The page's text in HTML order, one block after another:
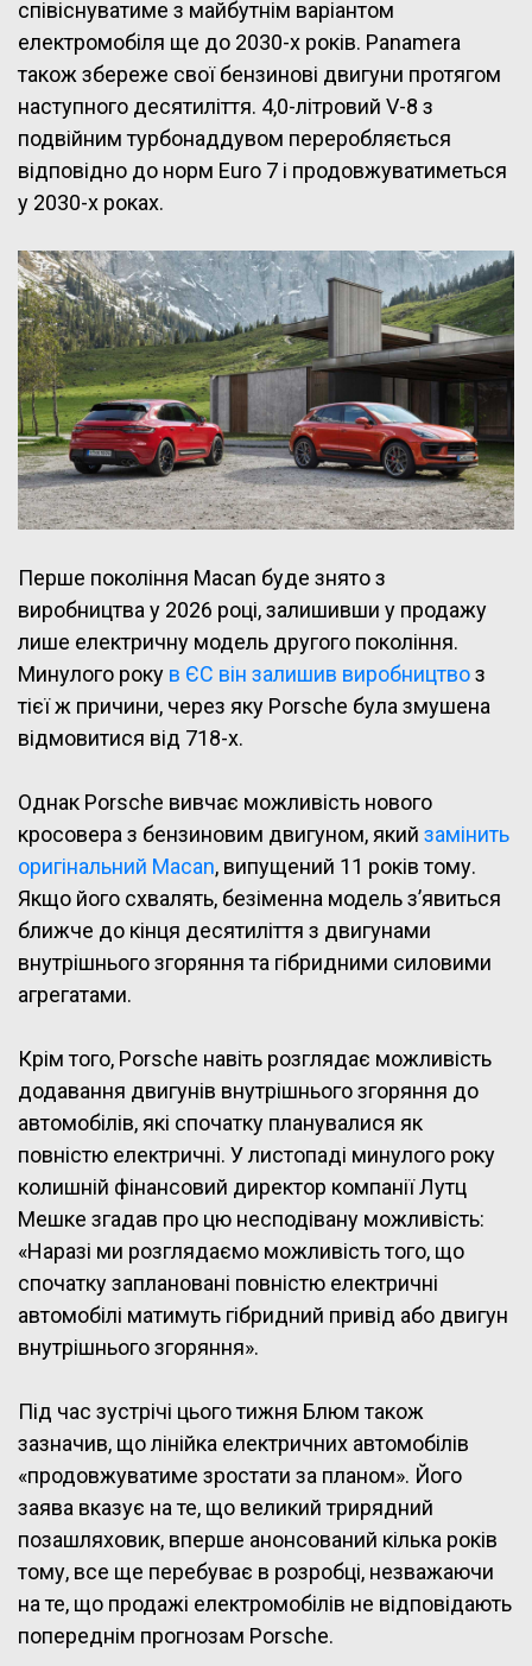
співіснуватиме з майбутнім варіантом
електромобіля ще до 2030-х років. Panamera
також збереже свої бензинові двигуни протягом
наступного десятиліття. 4,0-літровий V-8 з
подвійним турбонаддувом переробляється
відповідно до норм Euro 7 і продовжуватиметься
у 2030-х роках.
Перше покоління Macan буде знято з
виробництва у 2026 році, залишивши у продажу
лише електричну модель другого покоління.
Минулого року в ЄС він залишив виробництвоз
тієї ж причини, через яку Porsche була змушена
відмовитися від 718-х.
Однак Porsche вивчає можливість нового
кросовера з бензиновим двигуном, який замінить
оригінальний Macan, випущений 11 років тому.
Якщо його схвалять, безіменна модель з’явиться
ближче до кінця десятиліття з двигунами
внутрішнього згоряння та гібридними силовими
агрегатами.
Крім того, Porsche навіть розглядає можливість
додавання двигунів внутрішнього згоряння до
автомобілів, які спочатку планувалися як
повністю електричні. У листопаді минулого року
колишній фінансовий директор компанії Лутц
Мешке згадав про цю несподівану можливість:
«Наразі ми розглядаємо можливість того, що
спочатку заплановані повністю електричні
автомобілі матимуть гібридний привід або двигун
внутрішнього згоряння».
Під час зустрічі цього тижня Блюм також
зазначив, що лінійка електричних автомобілів
«продовжуватиме зростати за планом». Його
заява вказує на те, що великий трирядний
позашляховик, вперше анонсований кілька років
тому, все ще перебуває в розробці, незважаючи
на те, що продажі електромобілів не відповідають
попереднім прогнозам Porsche.